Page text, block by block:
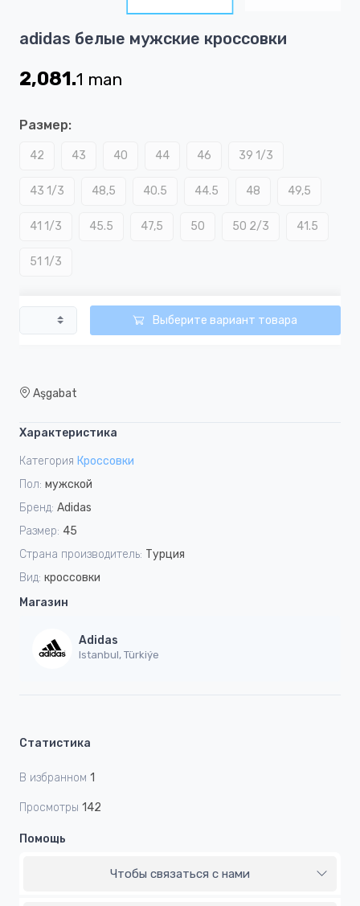
1
8
adidas белые мужские кроссовки
2,081.1 man
Размер:
42 43 40 44 46 39 1/3
43 1/3 48,5 40.5 44.5 48 49,5
41 1/3 45.5 47,5 50 50 2/3 41.5
51 1/3
Выберите вариант товара
Aşgabat
Характеристика
Категория Кроссовки
Пол: мужской
Бренд: Adidas
Размер: 45
Страна производитель: Турция
Вид: кроссовки
Магазин
Adidas
Istanbul, Türkiýe
Статистика
В избранном 1
Просмотры 142
Помощь
Чтобы связаться с нами